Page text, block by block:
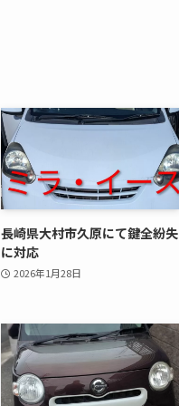
長崎県大村市久原にて鍵全紛失
に対応
2026年1月28日